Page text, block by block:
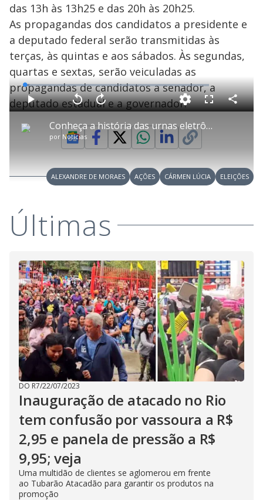
das 13h às 13h25 e das 20h às 20h25.
As propagandas dos candidatos a presidente e
a deputado federal serão transmitidas às
terças, às quintas e aos sábados. Às segundas,
quartas e sextas, serão veiculadas as
propagandas de candidatos a senador, a
deputado estadual e a governador.
P
l
a
y
V
i
d
e
o
Conheça a história das urnas eletrônicas no Brasil
por Notícias
P V
t
a
r
1
0
g
u
n
d
A
a
n
ç
a
1
e
g
u
n
o
L
o
a
d
e
:
2
.
F
l
C
o
a
ALEXANDRE DE MORAES AÇÕES CÁRMEN LÚCIA ELEIÇÕES
Últimas
DO R7/22/07/2023
Inauguração de atacado no Rio
tem confusão por vassoura a R$
2,95 e panela de pressão a R$
9,95; veja
Uma multidão de clientes se aglomerou em frente
ao Tubarão Atacadão para garantir os produtos na
promoção